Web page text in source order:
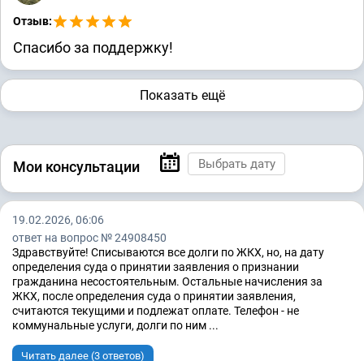
Отзыв:
Спасибо за поддержку!
Показать ещё
Мои консультации
19.02.2026, 06:06
ответ на вопрос № 24908450
Здравствуйте! Списываются все долги по ЖКХ, но, на дату
определения суда о принятии заявления о признании
гражданина несостоятельным. Остальные начисления за
ЖКХ, после определения суда о принятии заявления,
считаются текущими и подлежат оплате. Телефон - не
коммунальные услуги, долги по ним ...
Читать далее (3 ответов)